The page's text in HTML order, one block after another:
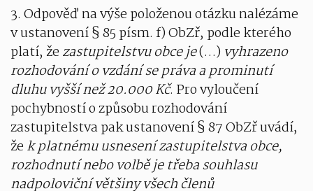
3. Odpověď na výše položenou otázku nalézáme
v ustanovení § 85 písm. f) ObZř, podle kterého
platí, že zastupitelstvu obce je(…) vyhrazeno
rozhodování o vzdání se práva a prominutí
dluhu vyšší než 20.000 Kč. Pro vyloučení
pochybností o způsobu rozhodování
zastupitelstva pak ustanovení § 87 ObZř uvádí,
že k platnému usnesení zastupitelstva obce,
rozhodnutí nebo volbě je třeba souhlasu
nadpoloviční většiny všech členů